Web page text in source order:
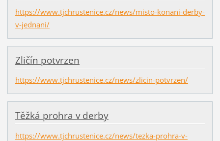
https://www.tjchrustenice.cz/news/misto-konani-derby-
v-jednani/
Zličín potvrzen
https://www.tjchrustenice.cz/news/zlicin-potvrzen/
Těžká prohra v derby
https://www.tjchrustenice.cz/news/tezka-prohra-v-